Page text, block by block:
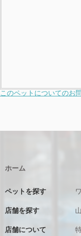
このペットについてのお
ホーム
ペットを探す
店舗を探す
店舗について